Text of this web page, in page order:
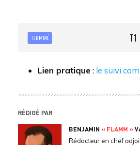
TERMINÉ T1
Lien pratique: le suivi
RÉDIGÉ PAR
BENJAMIN « FLAMM »
Rédacteur en chef